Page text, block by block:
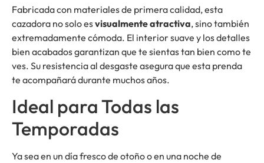
Fabricada con materiales de primera calidad, esta
cazadora no solo esvisualmente atractiva, sino también
extremadamente cómoda. El interior suave y los detalles
bien acabados garantizan que te sientas tan bien como te
ves. Su resistencia al desgaste asegura que esta prenda
te acompañará durante muchos años.
Ideal para Todas las
Temporadas
Ya sea en un día fresco de otoño o en una noche de